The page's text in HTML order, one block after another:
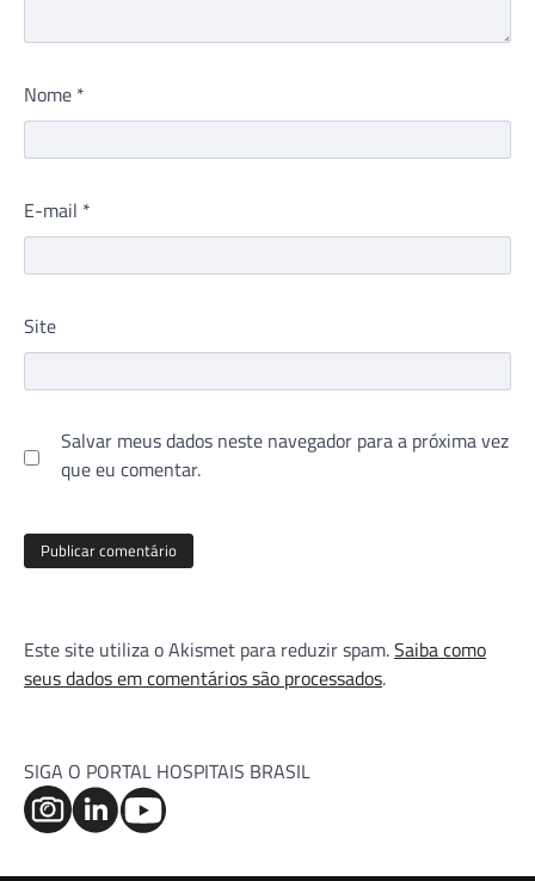
Nome *
E-mail *
Site
Salvar meus dados neste navegador para a próxima vez
que eu comentar.
Este site utiliza o Akismet para reduzir spam.Saiba como
seus dados em comentários são processados.
SIGA O PORTAL HOSPITAIS BRASIL